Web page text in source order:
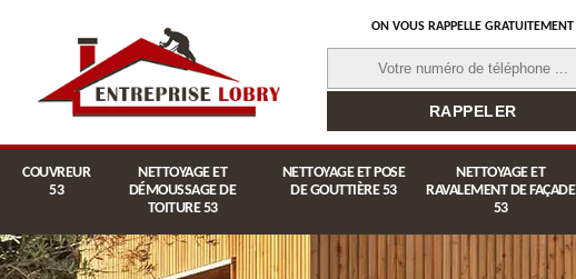
ON VOUS RAPPELLE GRATUITEMENT
COUVREUR
53
NETTOYAGE ET
DÉMOUSSAGE DE
TOITURE 53
NETTOYAGE ET POSE
DE GOUTTIÈRE 53
NETTOYAGE ET
RAVALEMENT DE FAÇADE
53